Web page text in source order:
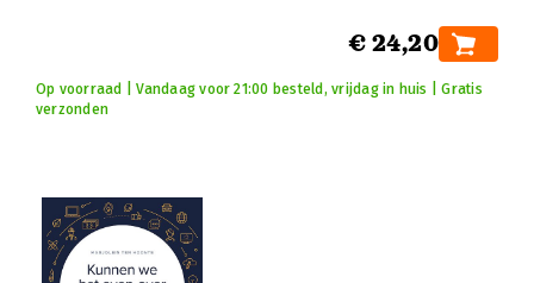
€ 24,20
Op voorraad | Vandaag voor 21:00 besteld, vrijdag in huis | Gratis
verzonden